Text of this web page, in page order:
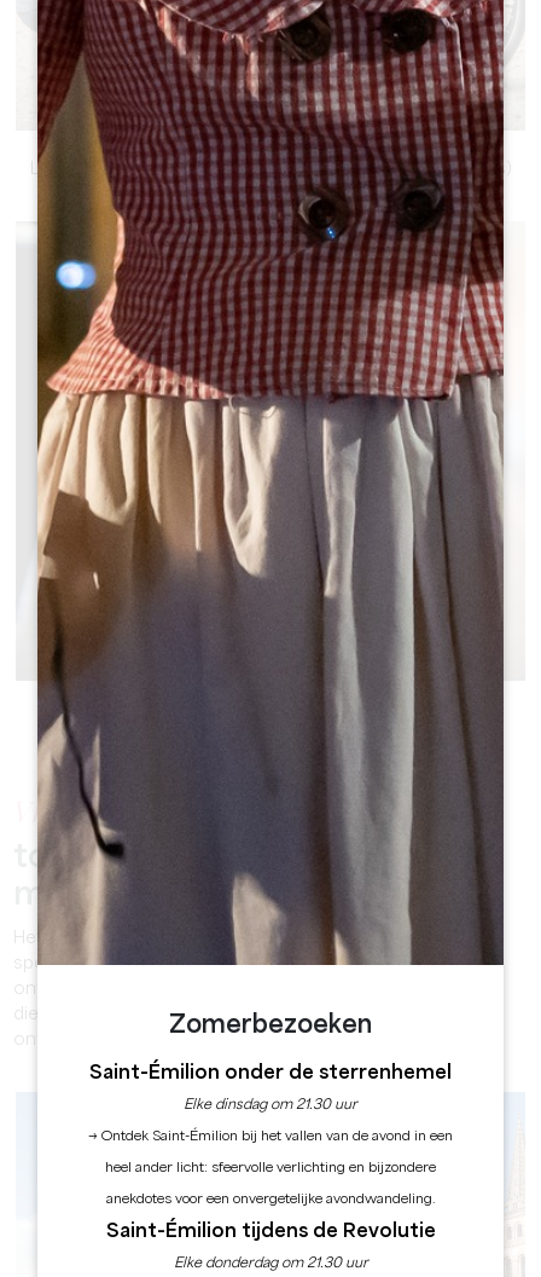
RAADPLEEG ONZE BROCHURE
Le Grand Saint-Emilionnais pour tous 2023 (in het Frans)
Vrijetijdsactiviteiten
toegankelijk voor zoveel
mogelijk mensen
Het Office du Tourisme Grand Saint-Émilionnais heeft
speciale rondleidingen voor mindervalide bezoekers
ontwikkeld, zodat iedereen het rijke erfgoed van de stad,
die op de Werelderfgoedlijst van UNESCO staat, kan
ontdekken.
Zomerbezoeken
Saint-Émilion onder de sterrenhemel
Elke dinsdag om 21.30 uur
→ Ontdek Saint-Émilion bij het vallen van de avond in een
heel ander licht: sfeervolle verlichting en bijzondere
anekdotes voor een onvergetelijke avondwandeling.
Saint-Émilion tijdens de Revolutie
Elke donderdag om 21.30 uur